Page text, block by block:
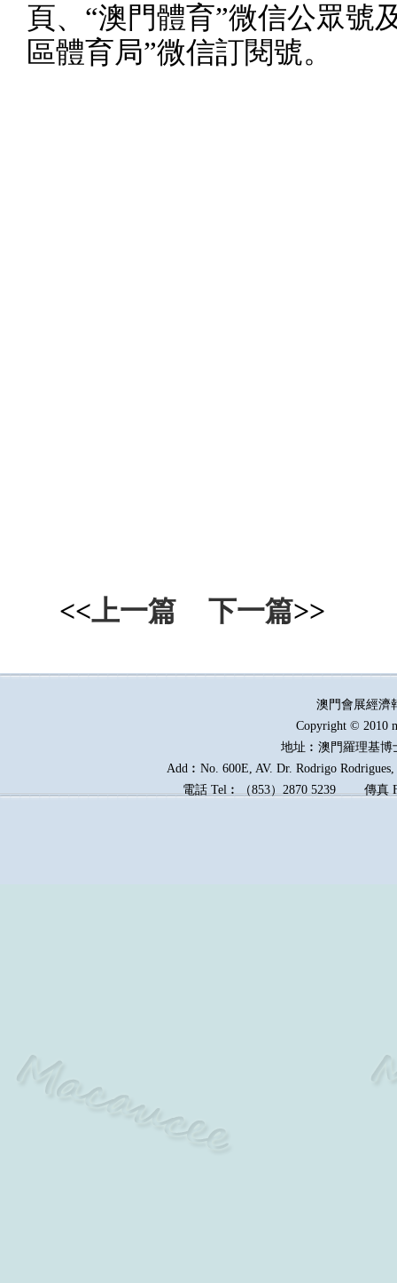
頁、“澳門體育”微信公眾號
區體育局”微信訂閱號。
<<上一篇 下一篇>>
澳門會展經
Copyright © 2010
地址︰澳門羅理基博
Add︰No. 600E, AV. Dr. Rodrigo
電話 Tel︰（853）2870 5239傳真